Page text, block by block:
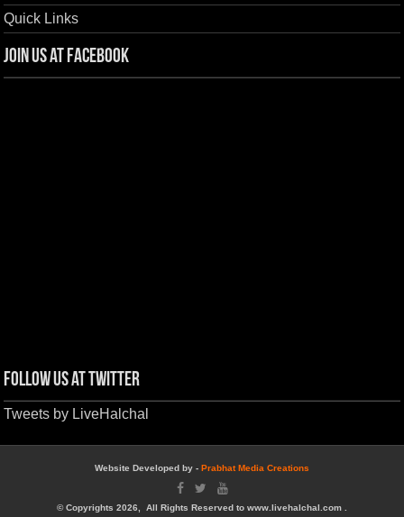
Quick Links
Join us at Facebook
Follow us at Twitter
Tweets by LiveHalchal
Website Developed by - Prabhat Media Creations
© Copyrights 2026, All Rights Reserved to www.livehalchal.com .